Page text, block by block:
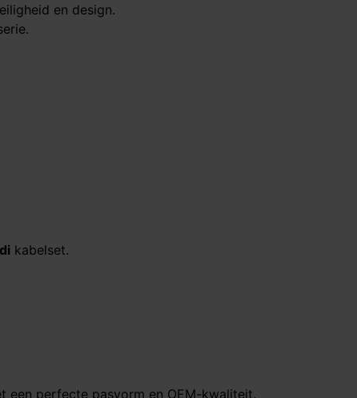
en design.
kabelset.
een perfecte pasvorm en OEM-kwaliteit.